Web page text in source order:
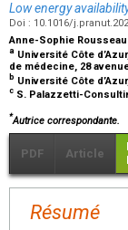
Low energy
Doi : 10.1016/
Anne-Sophie Rousseau
a Université Côte
de médecine, 28
b Université Côte
c S. Palazzetti-
*Autrice correspondante.
PDF Article
Résumé